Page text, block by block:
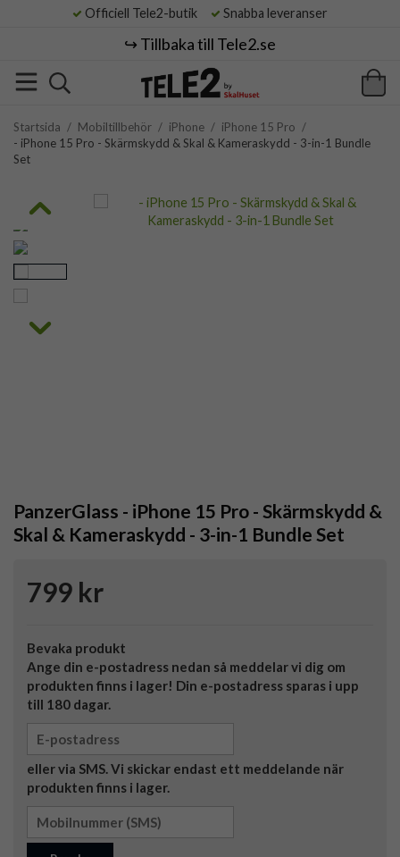
Officiell Tele2-butik Snabba leveranser
↪️ Tillbaka till Tele2.se
Startsida / Mobiltillbehör / iPhone / iPhone 15 Pro /
- iPhone 15 Pro - Skärmskydd & Skal & Kameraskydd - 3-in-1 Bundle
Set
PanzerGlass - iPhone 15 Pro - Skärmskydd &
Skal & Kameraskydd - 3-in-1 Bundle Set
799 kr
Bevaka produkt
Ange din e-postadress nedan så meddelar vi dig om
produkten finns i lager! Din e-postadress sparas i upp
till 180 dagar.
eller via SMS. Vi skickar endast ett meddelande när
produkten finns i lager.